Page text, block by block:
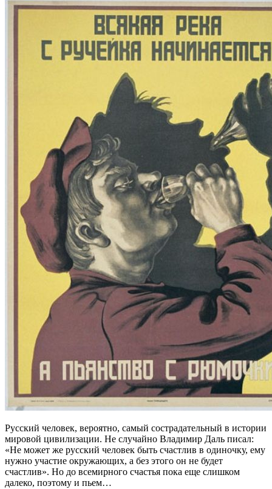
Русский человек, вероятно, самый сострадательный в истории
мировой цивилизации. Не случайно Владимир Даль писал:
«Не может же русский человек быть счастлив в одиночку, ему
нужно участие окружающих, а без этого он не будет
счастлив». Но до всемирного счастья пока еще слишком
далеко, поэтому и пьем…